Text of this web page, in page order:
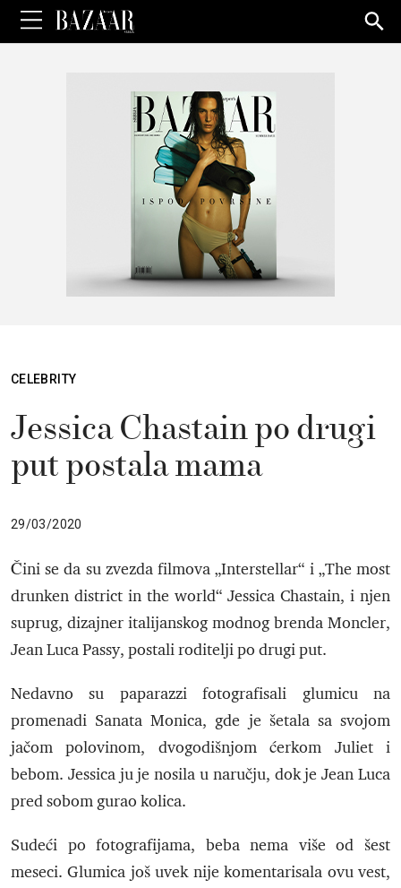
for:
CELEBRITY
Jessica Chastain po drugi
put postala mama
29/03/2020
Čini se da su zvezda filmova „Interstellar“ i „The most
drunken district in the world“ Jessica Chastain, i njen
suprug, dizajner italijanskog modnog brenda Moncler,
Jean Luca Passy, postali roditelji po drugi put.
Nedavno su paparazzi fotografisali glumicu na
promenadi Sanata Monica, gde je šetala sa svojom
jačom polovinom, dvogodišnjom ćerkom Juliet i
bebom. Jessica ju je nosila u naručju, dok je Jean Luca
pred sobom gurao kolica.
Sudeći po fotografijama, beba nema više od šest
meseci. Glumica još uvek nije komentarisala ovu vest,